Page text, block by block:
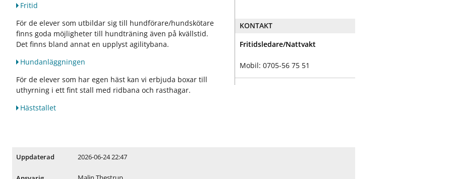
Fritid
För de elever som utbildar sig till hundförare/hundskötare
finns goda möjligheter till hundträning även på kvällstid.
Det finns bland annat en upplyst agilitybana.
Hundanläggningen
För de elever som har egen häst kan vi erbjuda boxar till
uthyrning i ett fint stall med ridbana och rasthagar.
Häststallet
KONTAKT
Fritidsledare/Nattvakt
Mobil: 0705-56 75 51
Uppdaterad 2026-06-24 22:47